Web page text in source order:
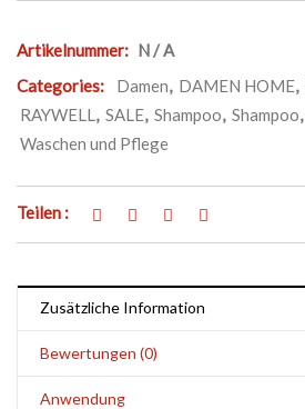
Artikelnummer: N / A
Categories:
Damen, DAMEN HOME,
RAYWELL, SALE, Shampoo, Shampoo,
Waschen und Pflege
Teilen :
Zusätzliche Information
Bewertungen (0)
Anwendung